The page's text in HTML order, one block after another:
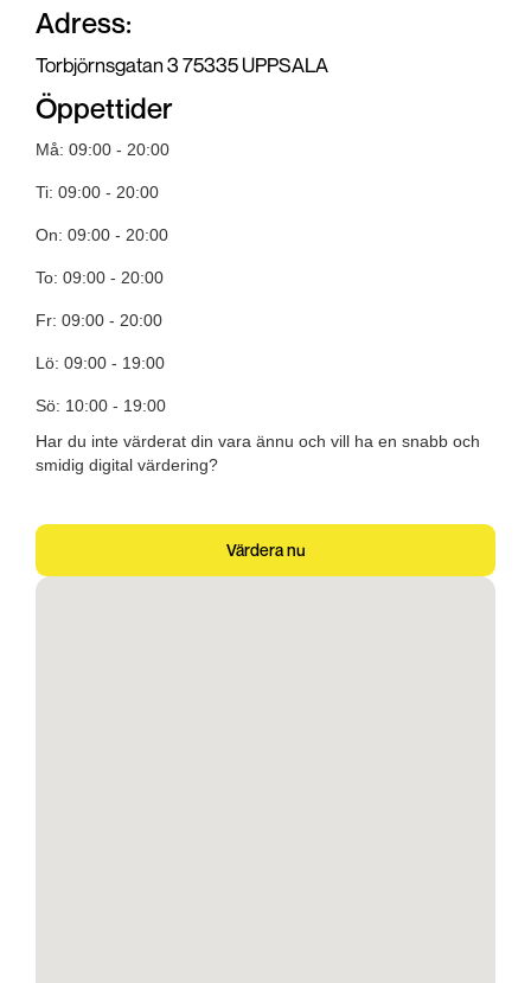
Adress:
Torbjörnsgatan 3 75335 UPPSALA
Öppettider
Må: 09:00 - 20:00
Ti: 09:00 - 20:00
On: 09:00 - 20:00
To: 09:00 - 20:00
Fr: 09:00 - 20:00
Lö: 09:00 - 19:00
Sö: 10:00 - 19:00
Har du inte värderat din vara ännu och vill ha en snabb och
smidig digital värdering?
Värdera nu